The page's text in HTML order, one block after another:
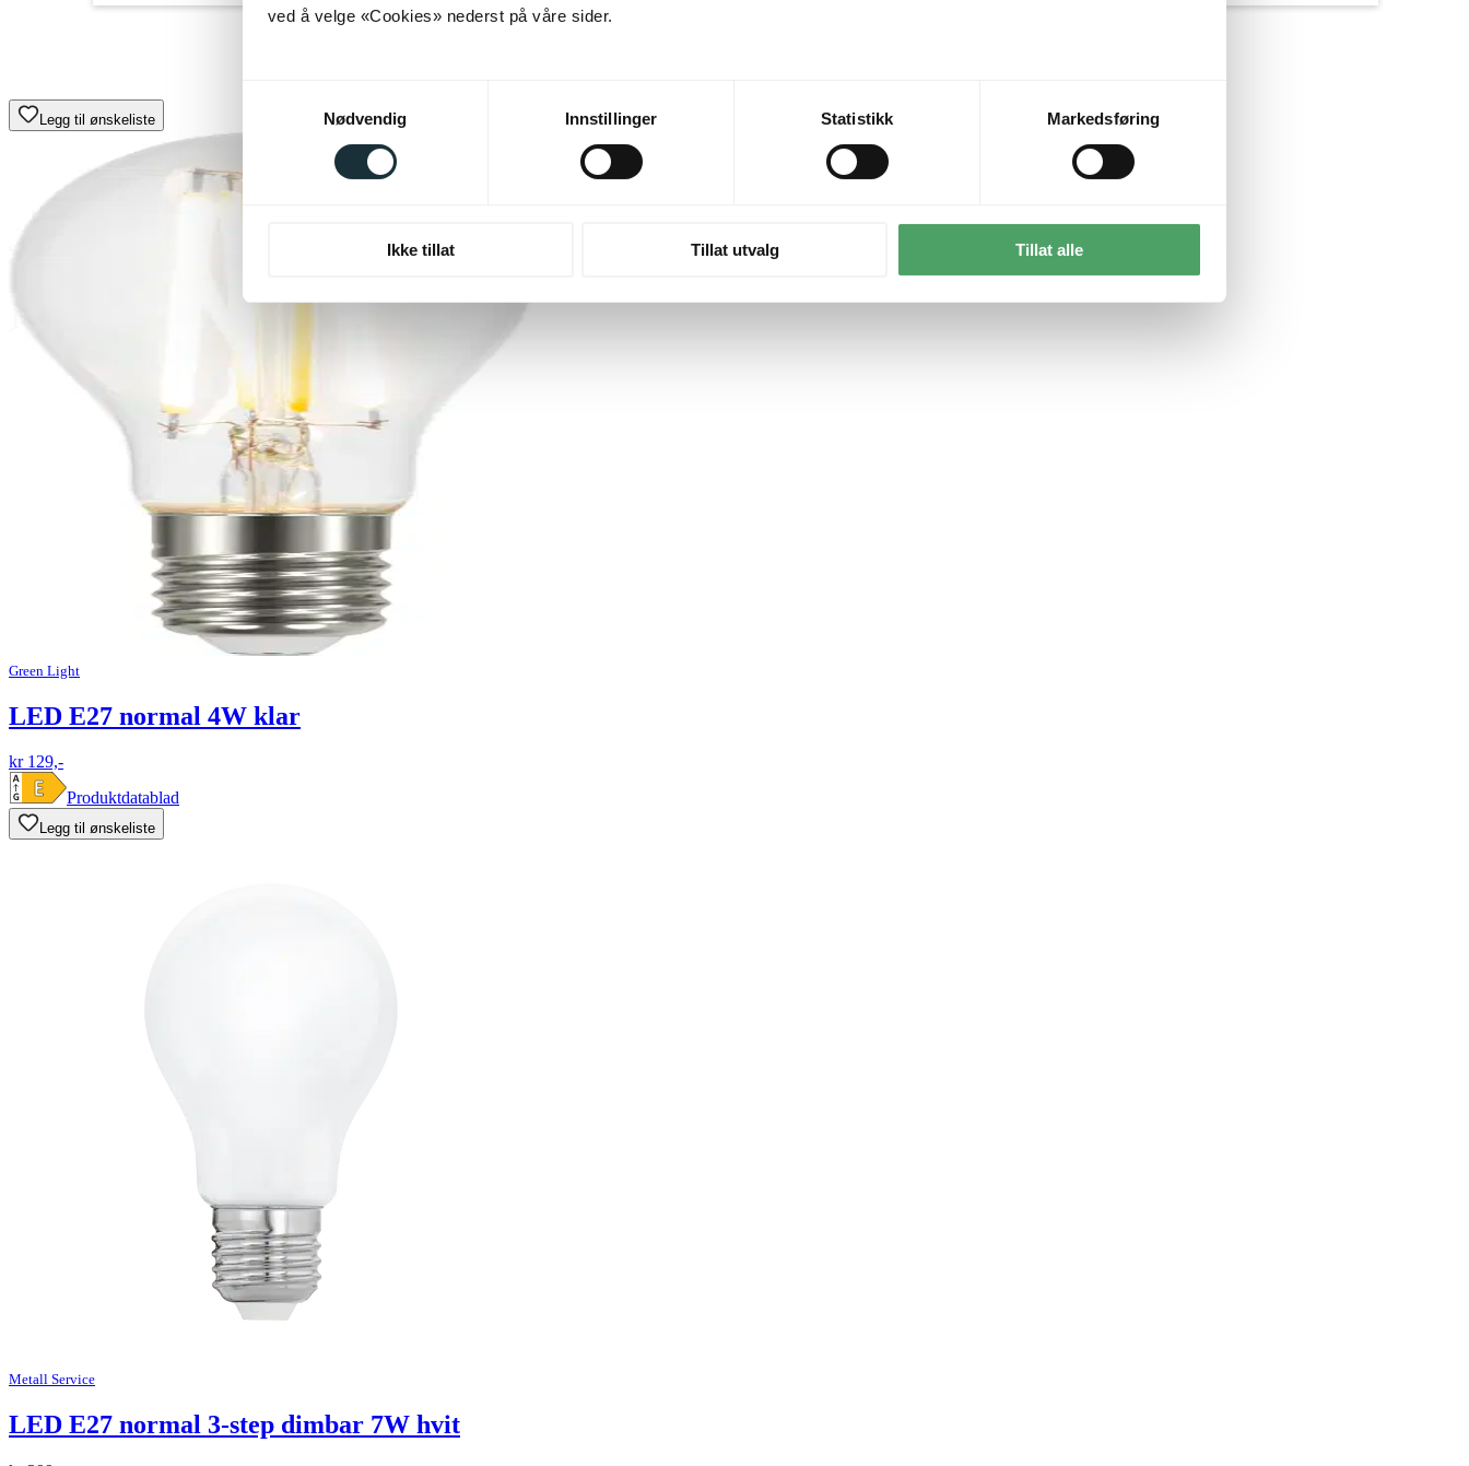
ved å velge «Cookies» nederst på våre sider.
Nødvendig
Innstillinger Statistikk Markedsføring
Ikke tillat Tillat utvalg Tillat alle
Legg til ønskeliste
Green Light
LED E27 normal 4W klar
kr 129,-
Produktdatablad
Legg til ønskeliste
Metall Service
LED E27 normal 3-step dimbar 7W hvit